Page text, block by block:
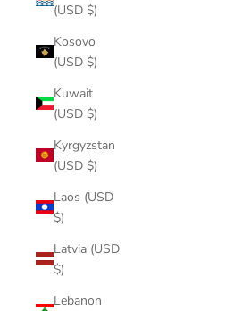
(USD $)
Kosovo
(USD $)
Kuwait
(USD $)
Kyrgyzstan
(USD $)
Laos (USD
$)
Latvia (USD
$)
Lebanon